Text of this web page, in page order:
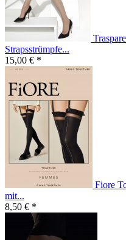
Strapsstrümpfe...
15,00 € *
Fiore
mit...
8,50 € *